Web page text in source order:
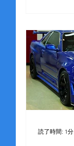
読了時間: 1分